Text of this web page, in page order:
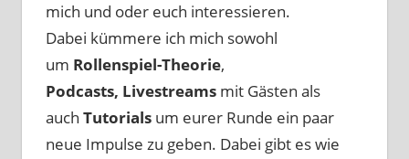
mich und oder euch interessieren.
Dabei kümmere ich mich sowohl
um Rollenspiel-Theorie,
Podcasts, Livestreams mit Gästen als
auch Tutorials um eurer Runde ein paar
neue Impulse zu geben. Dabei gibt es wie